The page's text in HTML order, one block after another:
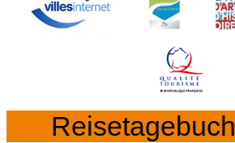
Reisetagebuch